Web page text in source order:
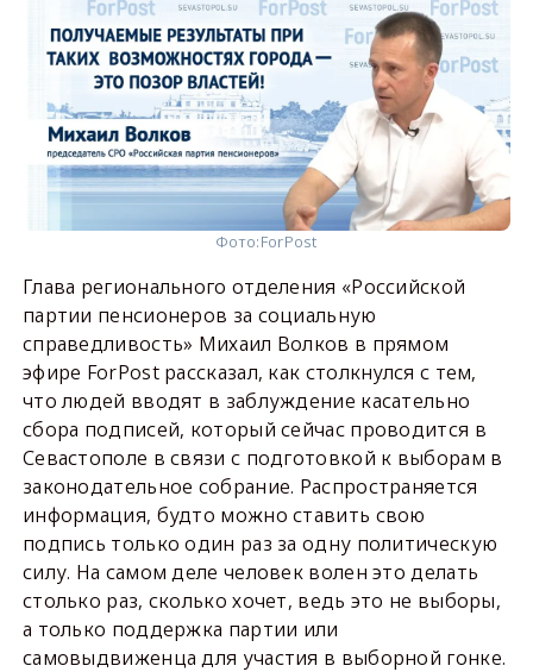
Фото:ForPost
Глава регионального отделения «Российской
партии пенсионеров за социальную
справедливость» Михаил Волков в прямом
эфире ForPost рассказал, как столкнулся с тем,
что людей вводят в заблуждение касательно
сбора подписей, который сейчас проводится в
Севастополе в связи с подготовкой к выборам в
законодательное собрание. Распространяется
информация, будто можно ставить свою
подпись только один раз за одну политическую
силу. На самом деле человек волен это делать
столько раз, сколько хочет, ведь это не выборы,
а только поддержка партии или
самовыдвиженца для участия в выборной гонке.